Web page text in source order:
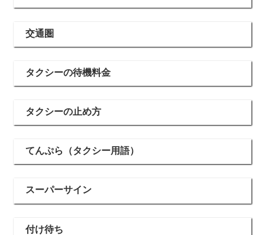
交通圏
タクシーの待機料金
タクシーの止め方
てんぷら（タクシー用語）
スーパーサイン
付け待ち